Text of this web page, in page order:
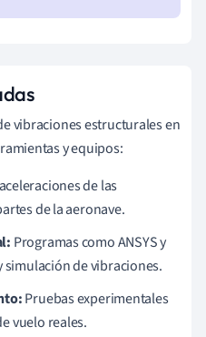
vibraciones estructurales en
y equipos:
de las
de la aeronave.
Programas como ANSYS y
simulación de vibraciones.
Pruebas experimentales
vuelo reales.